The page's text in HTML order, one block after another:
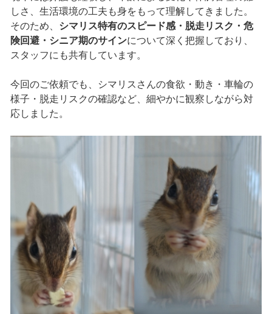
しさ、生活環境の工夫も身をもって理解してきました。
そのため、 シマリス特有のスピード感・脱走リスク・危
険回避・シニア期のサインについて深く把握しており、
スタッフにも共有しています。
今回のご依頼でも、シマリスさんの食欲・動き・車輪の
様子・脱走リスクの確認など、細やかに観察しながら対
応しました。